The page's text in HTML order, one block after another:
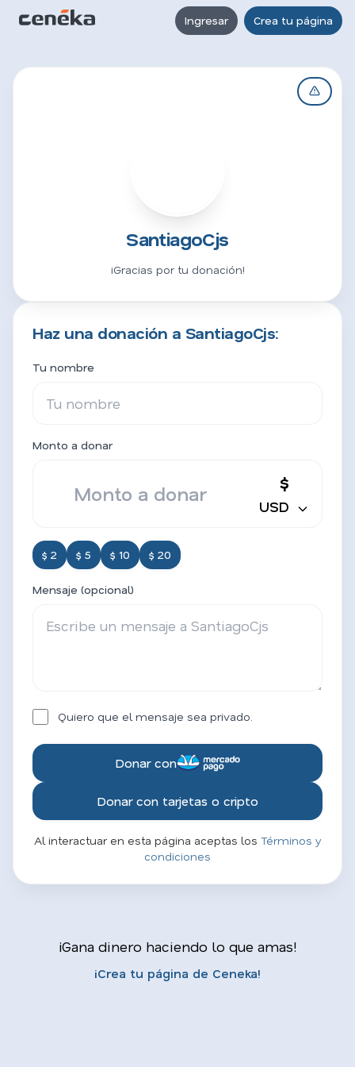
Ingresar Crea tu página
SantiagoCjs
¡Gracias por tu donación!
Haz una donación a SantiagoCjs:
Tu nombre
Monto a donar
$
USD
$ 2 $ 5 $ 10 $ 20
Mensaje (opcional)
Quiero que el mensaje sea privado.
Donar con
Donar con tarjetas o cripto
Al interactuar en esta página aceptas los Términos y
condiciones
¡Gana dinero haciendo lo que amas!
¡Crea tu página de Ceneka!